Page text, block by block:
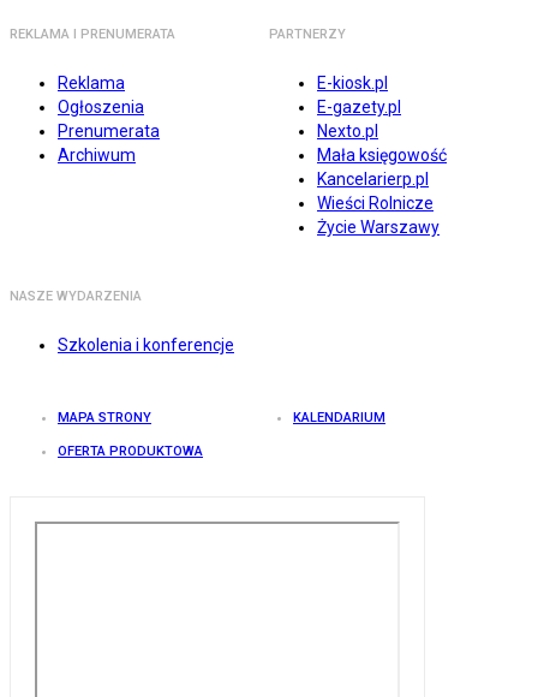
REKLAMA I PRENUMERATA
Reklama
Ogłoszenia
Prenumerata
Archiwum
PARTNERZY
E-kiosk.pl
E-gazety.pl
Nexto.pl
Mała księgowość
Kancelarierp.pl
Wieści Rolnicze
Życie Warszawy
NASZE WYDARZENIA
Szkolenia i konferencje
MAPA STRONY KALENDARIUM
OFERTA PRODUKTOWA